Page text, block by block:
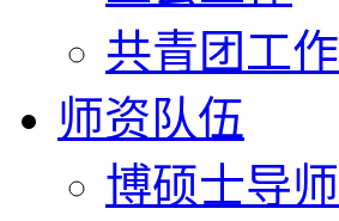
共青团工作
师资队伍
博硕士导师